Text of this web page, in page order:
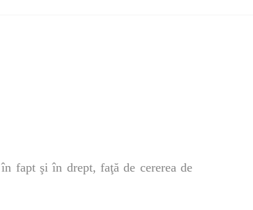
fapt şi în drept, faţă de cererea de